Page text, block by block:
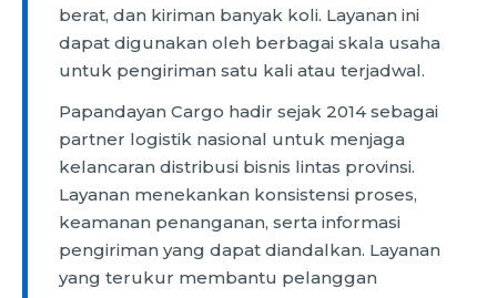
berat, dan kiriman banyak koli. Layanan ini
dapat digunakan oleh berbagai skala usaha
untuk pengiriman satu kali atau terjadwal.
Papandayan Cargo hadir sejak 2014 sebagai
partner logistik nasional untuk menjaga
kelancaran distribusi bisnis lintas provinsi.
Layanan menekankan konsistensi proses,
keamanan penanganan, serta informasi
pengiriman yang dapat diandalkan. Layanan
yang terukur membantu pelanggan